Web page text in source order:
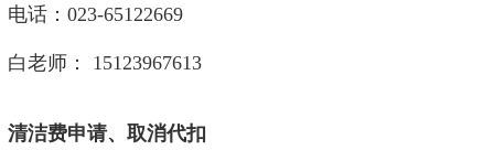
电话：023-65122669
白老师： 15123967613
清洁费申请、取消代扣